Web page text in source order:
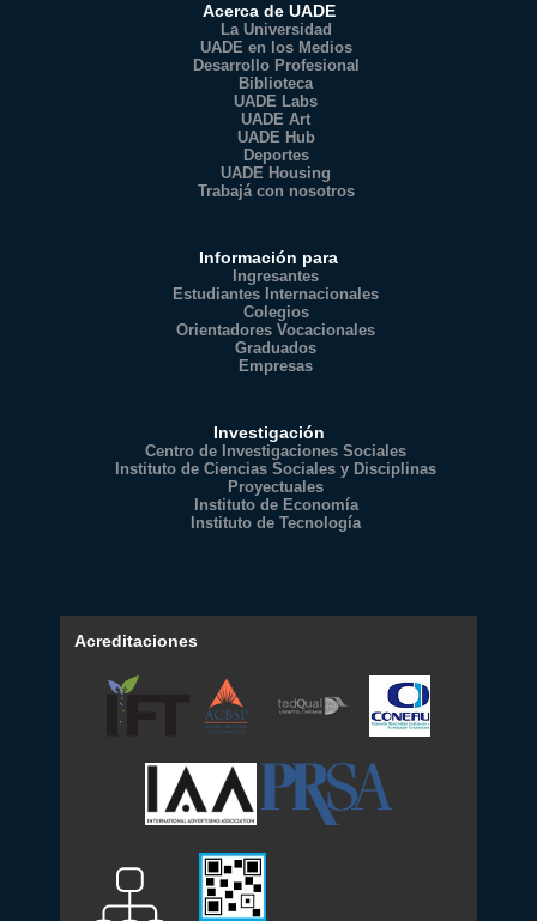
Acerca de UADE
La Universidad
UADE en los Medios
Desarrollo Profesional
Biblioteca
UADE Labs
UADE Art
UADE Hub
Deportes
UADE Housing
Trabajá con nosotros
Información para
Ingresantes
Estudiantes Internacionales
Colegios
Orientadores Vocacionales
Graduados
Empresas
Investigación
Centro de Investigaciones Sociales
Instituto de Ciencias Sociales y Disciplinas
Proyectuales
Instituto de Economía
Instituto de Tecnología
Acreditaciones